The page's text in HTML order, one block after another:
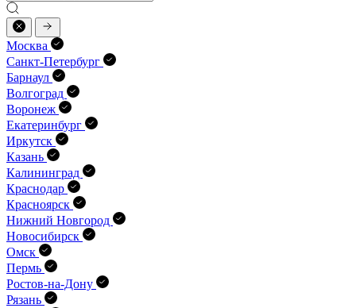
Москва
Санкт-Петербург
Барнаул
Волгоград
Воронеж
Екатеринбург
Иркутск
Казань
Калининград
Краснодар
Красноярск
Нижний Новгород
Новосибирск
Омск
Пермь
Ростов-на-Дону
Рязань